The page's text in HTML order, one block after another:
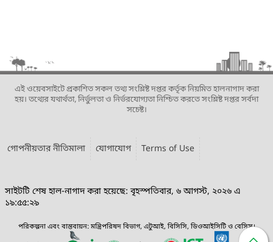
এই ওয়েবসাইটে প্রকাশিত সকল তথ্য সংশ্লিষ্ট দপ্তর কর্তৃক নিয়মিত হালনাগাদ করা
হয়। তথ্যের যথার্থতা, নির্ভুলতা ও নির্ভরযোগ্যতা নিশ্চিত করতে সংশ্লিষ্ট দপ্তর সর্বদা
সচেষ্ট।
গোপনীয়তার নীতিমালা যোগাযোগ Terms of Use
সাইটটি শেষ হাল-নাগাদ করা হয়েছে: বৃহস্পতিবার, ৬ আগস্ট, ২০২৬ এ
১৯:৫৫:২৯
পরিকল্পনা এবং বাস্তবায়ন: মন্ত্রিপরিষদ বিভাগ, এটুআই, বিসিসি, ডিওআইসিটি ও বেসিস।